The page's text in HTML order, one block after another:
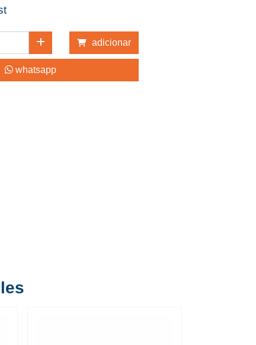
adicionar
whatsapp